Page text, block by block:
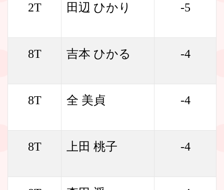
2T 田辺 ひかり -5
8T 吉本 ひかる -4
8T 全 美貞 -4
8T 上田 桃子 -4